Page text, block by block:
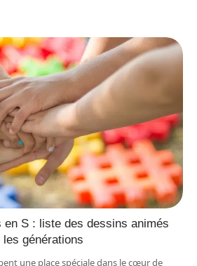
en S : liste des dessins animés
générations
une place spéciale dans le cœur de